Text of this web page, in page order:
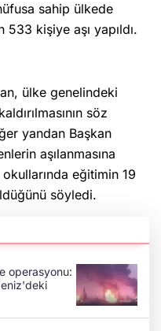
sahip ülkede
kişiye aşı yapıldı.
ülke genelindeki
söz
yandan Başkan
aşılanmasına
eğitimin 19
söyledi.
operasyonu: